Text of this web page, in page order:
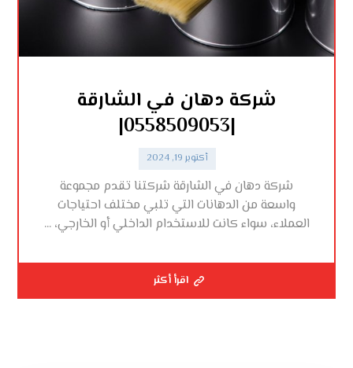
شركة دهان في الشارقة
|0558509053|
أكتوبر 19, 2024
شركة دهان في الشارقة شركتنا تقدم مجموعة
واسعة من الدهانات التي تلبي مختلف احتياجات
العملاء، سواء كانت للاستخدام الداخلي أو الخارجي، ...
اقرأ أكثر